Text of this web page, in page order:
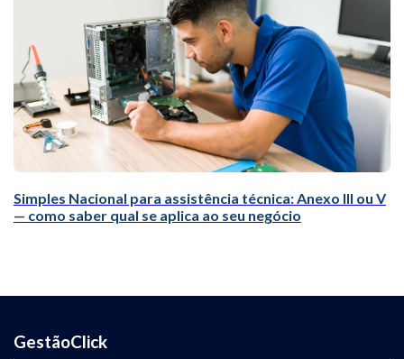
Simples Nacional para assistência técnica: Anexo III ou V
— como saber qual se aplica ao seu negócio
GestãoClick